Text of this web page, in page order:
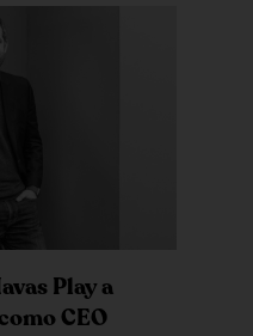
Play a
CEO